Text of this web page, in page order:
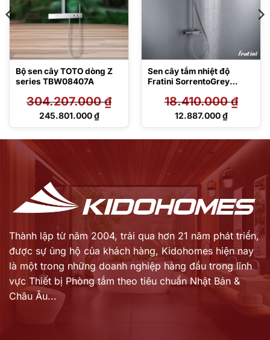
Bộ sen cây TOTO dòng Z
series TBW08407A
304.207.000₫
Giá
245.801.000₫
Giá
Sen cây tắm nhiệt độ
Fratini SorrentoGrey
18.410.000₫
Giá
18.410.000 ₫.
12.887.000₫
Giá
12.887.000 ₫.
Thành lập từ năm 2004, trải qua hơn 21 năm phát triển,
được sự ủng hộ của khách hàng, Kidohomes hiện nay
là một trong những doanh nghiệp hàng đầu trong lĩnh
vực Thiết bị Phòng tắm theo tiêu chuẩn Nhật Bản &
Châu Âu...